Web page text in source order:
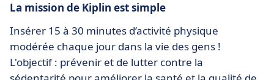
La mission de Kiplin est simple
Insérer 15 à 30 minutes d’activité physique
modérée chaque jour dans la vie des gens !
L'objectif : prévenir et de lutter contre la